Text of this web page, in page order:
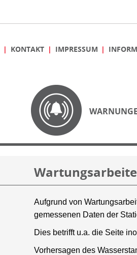
KONTAKT IMPRESSUM
Aufgrund von
gemessenen Daten der
Dies betrifft u.a. die Seite
Vorhersagen des